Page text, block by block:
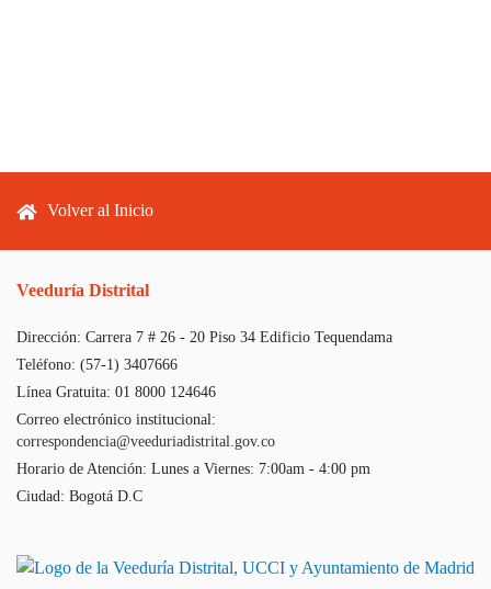
Footer menu
Volver al Inicio
Veeduría Distrital
Dirección: Carrera 7 # 26 - 20 Piso 34 Edificio Tequendama
Teléfono: (57-1) 3407666
Línea Gratuita: 01 8000 124646
Correo electrónico institucional:
correspondencia@veeduriadistrital.gov.co
Horario de Atención: Lunes a Viernes: 7:00am - 4:00 pm
Ciudad: Bogotá D.C